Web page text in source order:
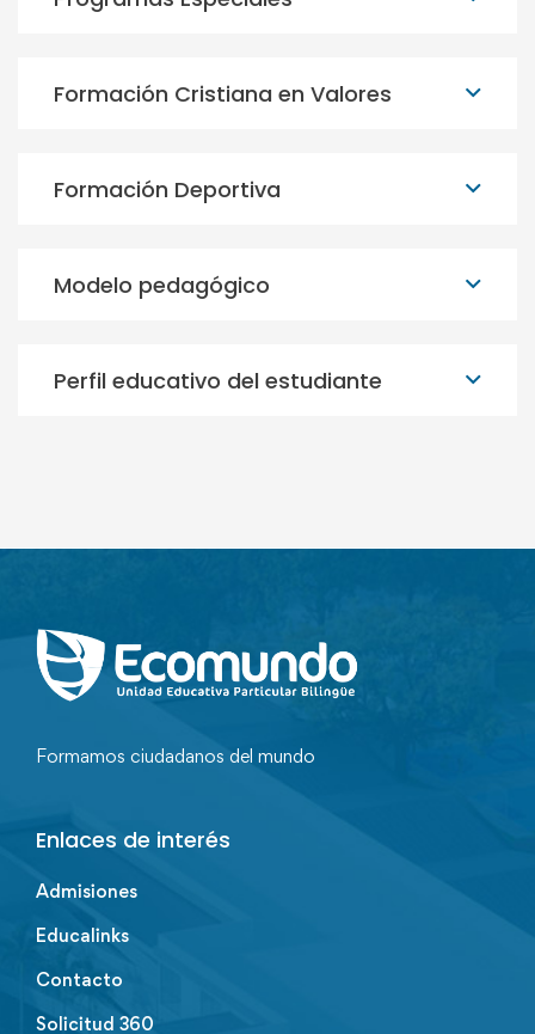
Formación Cristiana en Valores
Formación Deportiva
Modelo pedagógico
Perfil educativo del estudiante
Formamos ciudadanos del mundo
Enlaces de interés
Admisiones
Educalinks
Contacto
Solicitud 360